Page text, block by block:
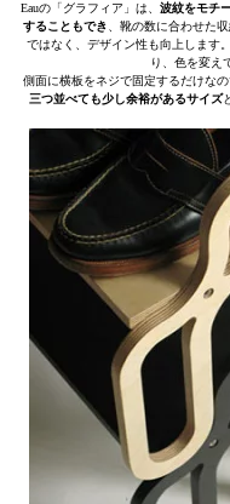
Eauの「グラフィア」は、 波紋をモチ
することもでき、靴の数に合わせた
ではなく、デザイン性も向上します
り、色を変え
側面に横板をネジで固定するだけな
三つ並べても少し余裕があるサイズ